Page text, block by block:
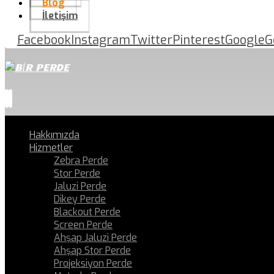
Blog
İletişim
FacebookInstagramTwitterPinterestGoogle
Hakkımızda
Hizmetler
Zebra Perde
Stor Perde
Jaluzi Perde
Dikey Perde
Blackout Perde
Screen Perde
Ahşap Jaluzi Perde
Ahşap Stor Perde
Projeksiyon Perde